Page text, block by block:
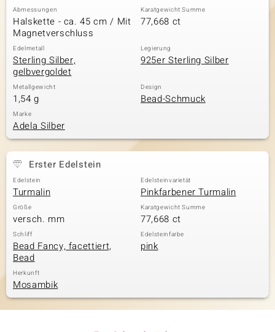
Abmessungen
Halskette - ca. 45 cm / Mit
Magnetverschluss
Karatgewicht Summe
77,668 ct
Edelmetall
Sterling Silber,
gelbvergoldet
Legierung
925er Sterling Silber
Metallgewicht
1,54 g
Design
Bead-Schmuck
Marke
Adela Silber
Erster Edelstein
Edelstein
Turmalin
Edelsteinvarietät
Pinkfarbener Turmalin
Größe
versch. mm
Karatgewicht Summe
77,668 ct
Schliff
Bead Fancy, facettiert,
Bead
Edelsteinfarbe
pink
Herkunft
Mosambik